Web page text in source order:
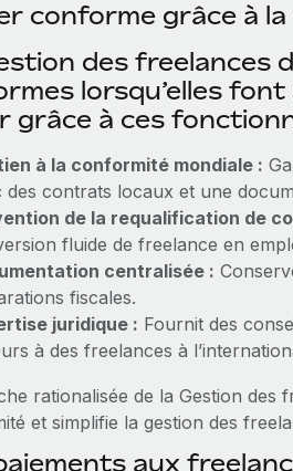
conforme grâce à
des freelances
lorsqu’elles
grâce à ces
à la conformité mondiale :
des contrats locaux et une
de la requalification de
fluide de freelance en
centralisée :
fiscales.
juridique : Fournit des
à des freelances à
rationalisée de la Gestion
et simplifie la gestion des
aux